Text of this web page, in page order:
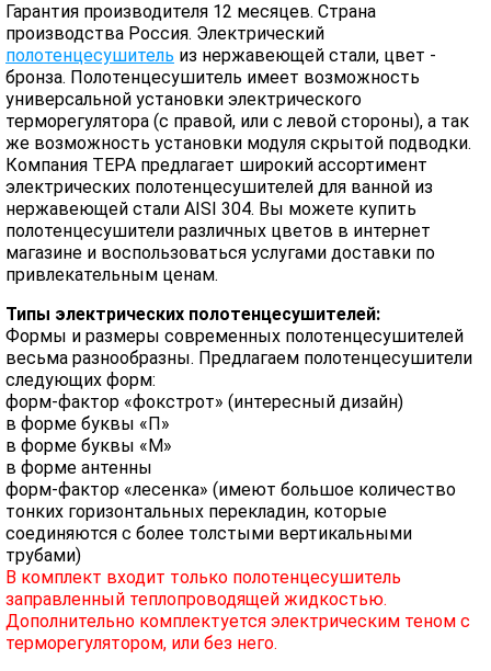
Гарантия производителя 12 месяцев. Страна
производства Россия. Электрический
полотенцесушитель из нержавеющей стали, цвет -
бронза. Полотенцесушитель имеет возможность
универсальной установки электрического
терморегулятора (с правой, или с левой стороны), а так
же возможность установки модуля скрытой подводки.
Компания ТЕРА предлагает широкий ассортимент
электрических полотенцесушителей для ванной из
нержавеющей стали AISI 304. Вы можете купить
полотенцесушители различных цветов в интернет
магазине и воспользоваться услугами доставки по
привлекательным ценам.
Типы электрических полотенцесушителей:
Формы и размеры современных полотенцесушителей
весьма разнообразны. Предлагаем полотенцесушители
следующих форм:
форм-фактор «фокстрот» (интересный дизайн)
в форме буквы «П»
в форме буквы «М»
в форме антенны
форм-фактор «лесенка» (имеют большое количество
тонких горизонтальных перекладин, которые
соединяются с более толстыми вертикальными
трубами)
В комплект входит только полотенцесушитель
заправленный теплопроводящей жидкостью.
Дополнительно комплектуется электрическим теном с
терморегулятором, или без него.